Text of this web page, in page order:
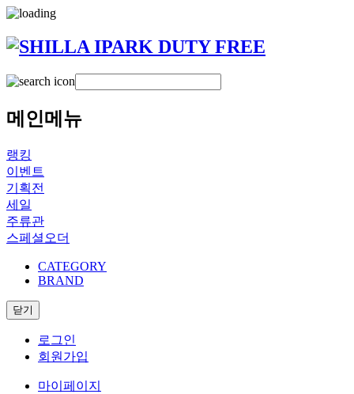
메인메뉴
랭킹
이벤트
기획전
세일
주류관
스페셜오더
CATEGORY
BRAND
닫기
로그인
회원가입
마이페이지